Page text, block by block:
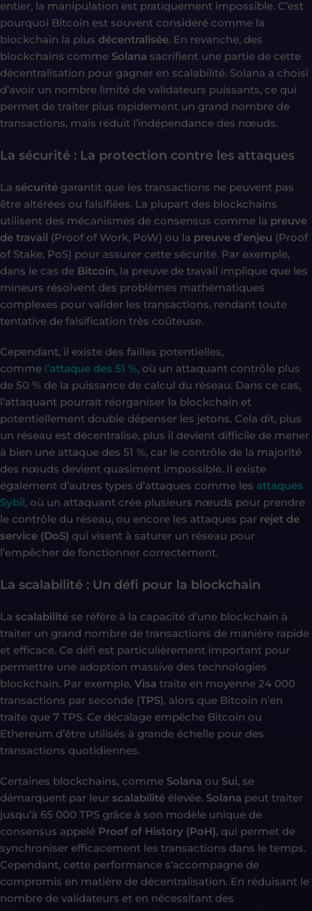
entier, la manipulation est pratiquement impossible. C’est
pourquoi Bitcoin est souvent considéré comme la
blockchain la plus décentralisée. En revanche, des
blockchains comme Solana sacrifient une partie de cette
décentralisation pour gagner en scalabilité. Solana a choisi
d’avoir un nombre limité de validateurs puissants, ce qui
permet de traiter plus rapidement un grand nombre de
transactions, mais réduit l’indépendance des nœuds.
La sécurité : La protection contre les attaques
La sécurité garantit que les transactions ne peuvent pas
être altérées ou falsifiées. La plupart des blockchains
utilisent des mécanismes de consensus comme la preuve
de travail (Proof of Work, PoW) ou la preuve d’enjeu (Proof
of Stake, PoS) pour assurer cette sécurité. Par exemple,
dans le cas de Bitcoin, la preuve de travail implique que les
mineurs résolvent des problèmes mathématiques
complexes pour valider les transactions, rendant toute
tentative de falsification très coûteuse.
Cependant, il existe des failles potentielles,
comme l’attaque des 51 %, où un attaquant contrôle plus
de 50 % de la puissance de calcul du réseau. Dans ce cas,
l’attaquant pourrait réorganiser la blockchain et
potentiellement double dépenser les jetons. Cela dit, plus
un réseau est décentralisé, plus il devient difficile de mener
à bien une attaque des 51 %, car le contrôle de la majorité
des nœuds devient quasiment impossible. Il existe
également d’autres types d’attaques comme les attaques
Sybil, où un attaquant crée plusieurs nœuds pour prendre
le contrôle du réseau, ou encore les attaques par rejet de
service (DoS) qui visent à saturer un réseau pour
l’empêcher de fonctionner correctement.
La scalabilité : Un défi pour la blockchain
La scalabilité se réfère à la capacité d’une blockchain à
traiter un grand nombre de transactions de manière rapide
et efficace. Ce défi est particulièrement important pour
permettre une adoption massive des technologies
blockchain. Par exemple, Visa traite en moyenne 24 000
transactions par seconde (TPS), alors que Bitcoin n’en
traite que 7 TPS. Ce décalage empêche Bitcoin ou
Ethereum d’être utilisés à grande échelle pour des
transactions quotidiennes.
Certaines blockchains, comme Solana ou Sui, se
démarquent par leur scalabilité élevée. Solana peut traiter
jusqu’à 65 000 TPS grâce à son modèle unique de
consensus appelé Proof of History (PoH), qui permet de
synchroniser efficacement les transactions dans le temps.
Cependant, cette performance s’accompagne de
compromis en matière de décentralisation. En réduisant le
nombre de validateurs et en nécessitant des